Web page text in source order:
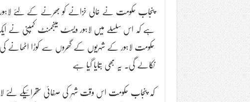
پنجاب حکومت نے خالی خزانے کو بھرنے کے لئے لاہور
ہے کہ اس سلسلے میں لاہور ویسٹ مینجمنٹ کمپنی
نکالے گی. یہ بھی بتایا گیا ہے